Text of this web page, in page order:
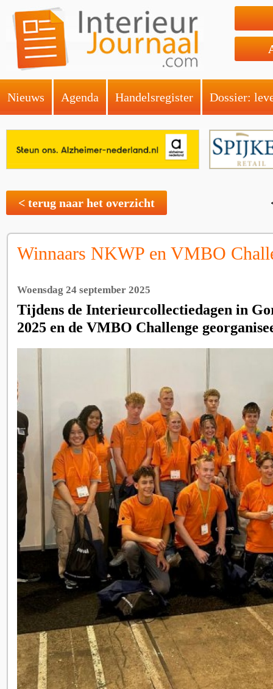
Nieuws Agenda Handelsregister Dossier:
< terug naar het overzicht
Winnaars NKWP en VMBO
Woensdag 24 september 2025
Tijdens de Interieurcollectiedagen in
2025 en de VMBO Challenge